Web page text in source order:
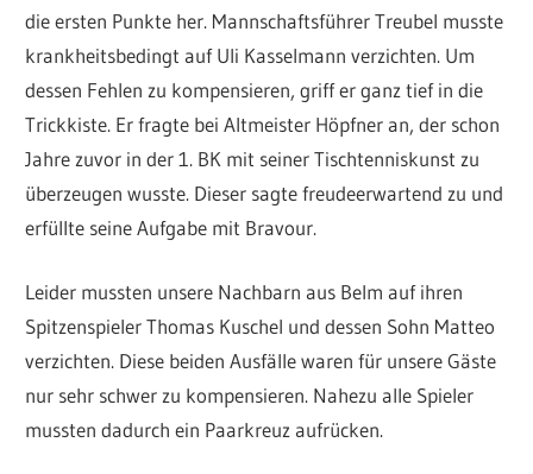
die ersten Punkte her. Mannschaftsführer Treubel musste
krankheitsbedingt auf Uli Kasselmann verzichten. Um
dessen Fehlen zu kompensieren, griff er ganz tief in die
Trickkiste. Er fragte bei Altmeister Höpfner an, der schon
Jahre zuvor in der 1. BK mit seiner Tischtenniskunst zu
überzeugen wusste. Dieser sagte freudeerwartend zu und
erfüllte seine Aufgabe mit Bravour.
Leider mussten unsere Nachbarn aus Belm auf ihren
Spitzenspieler Thomas Kuschel und dessen Sohn Matteo
verzichten. Diese beiden Ausfälle waren für unsere Gäste
nur sehr schwer zu kompensieren. Nahezu alle Spieler
mussten dadurch ein Paarkreuz aufrücken.